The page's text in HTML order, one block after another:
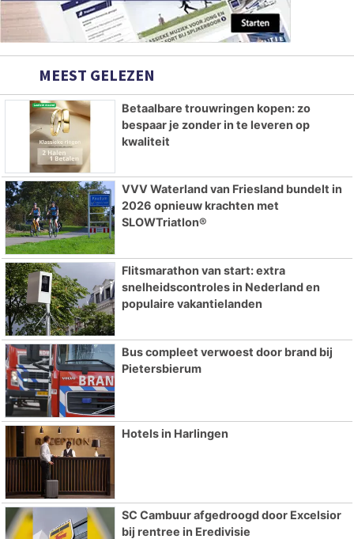
MEEST GELEZEN
Betaalbare trouwringen kopen: zo
bespaar je zonder in te leveren op
kwaliteit
VVV Waterland van Friesland bundelt in
2026 opnieuw krachten met
SLOWTriatlon®
Flitsmarathon van start: extra
snelheidscontroles in Nederland en
populaire vakantielanden
Bus compleet verwoest door brand bij
Pietersbierum
Hotels in Harlingen
SC Cambuur afgedroogd door Excelsior
bij rentree in Eredivisie